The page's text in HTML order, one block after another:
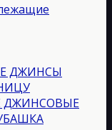
ДЖИНСЫ
ДЖИНСОВЫЕ